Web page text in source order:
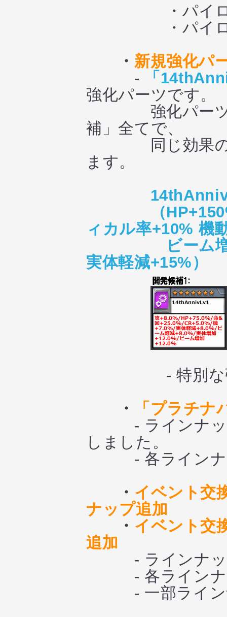
・パイロット
・パイロット
・ 新規強化パ
-
「
強化パーツです。
強化パーツ開
補」全てで、
同じ効果の特
ます。
（
ィカル率+10% 機
ビーム
実体軽減+15%）
- 特別な強化
・
「プラチ
- ラインナップ
しました。
- 各ラインナッ
・ イベント交
ナップ追加
・ イベント交
追加
- ラインナップ
- 各ラインナッ
- 一部ラインナ